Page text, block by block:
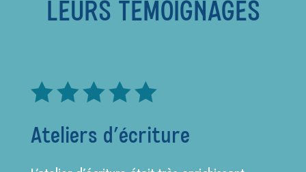
LEURS TÉMOIGNAGES

Ateliers d’écriture